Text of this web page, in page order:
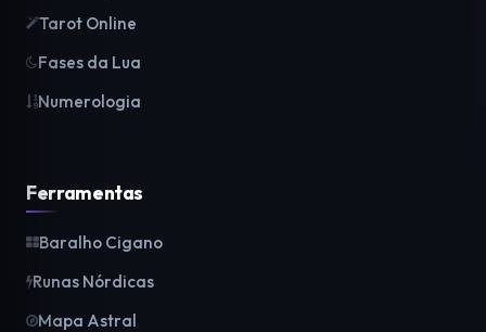
Tarot Online
Fases da Lua
Numerologia
Ferramentas
Baralho Cigano
Runas Nórdicas
Mapa Astral